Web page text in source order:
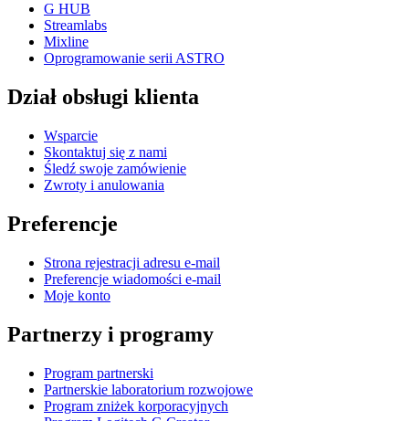
G HUB
Streamlabs
Mixline
Oprogramowanie serii ASTRO
Dział obsługi klienta
Wsparcie
Skontaktuj się z nami
Śledź swoje zamówienie
Zwroty i anulowania
Preferencje
Strona rejestracji adresu e-mail
Preferencje wiadomości e-mail
Moje konto
Partnerzy i programy
Program partnerski
Partnerskie laboratorium rozwojowe
Program zniżek korporacyjnych